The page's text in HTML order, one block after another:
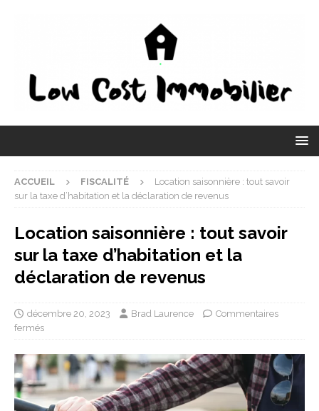
ACCUEIL FISCALITÉ
Location saisonnière : tout savoir
sur la taxe d’habitation et la déclaration de revenus
Location saisonnière : tout savoir
sur la taxe d’habitation et la
déclaration de revenus
décembre 20, 2023 Brad Laurence
Commentaires
fermés